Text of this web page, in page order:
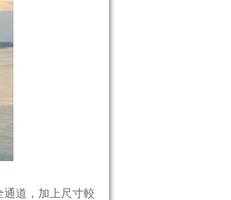
通道，加上尺寸較